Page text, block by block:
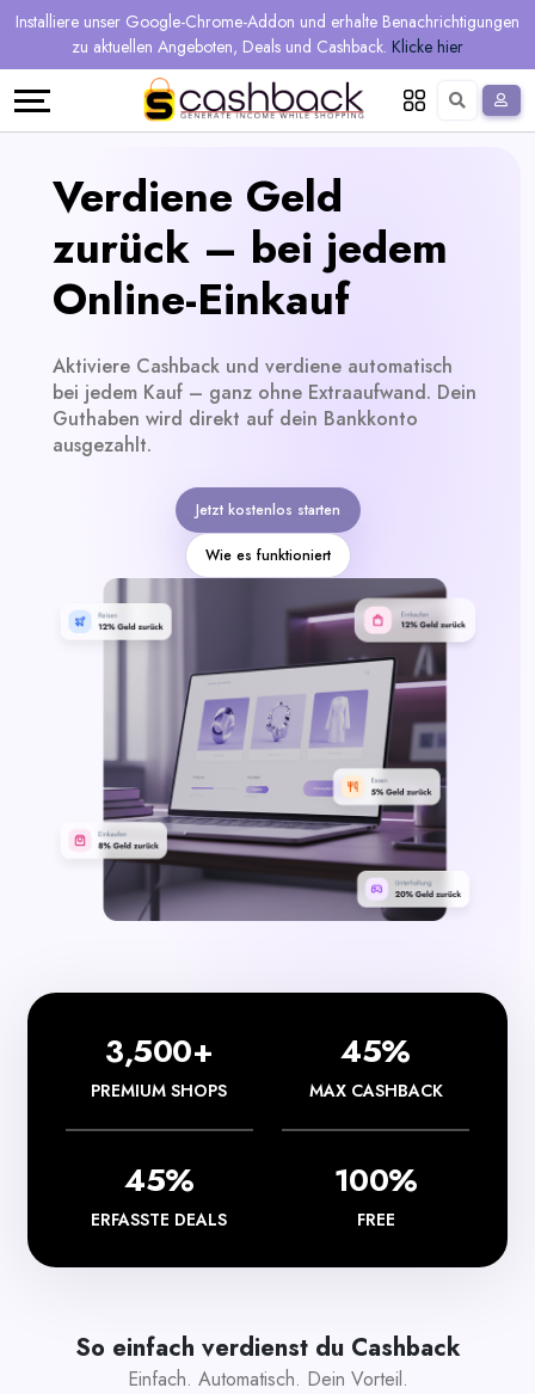
Installiere unser Google-Chrome-Addon und erhalte Benachrichtigungen
zu aktuellen Angeboten, Deals und Cashback. Klicke hier
Regional
Shops
Online-
Shops
Gutscheine
&
Angebote
Tagesdeals
Alle
Mehr
verdienen
verdienen
Empfehlen
und
verdienen
Sprache
Verdiene Geld
zurück – bei jedem
Online-Einkauf
Aktiviere Cashback und verdiene automatisch
bei jedem Kauf – ganz ohne Extraaufwand. Dein
Guthaben wird direkt auf dein Bankkonto
ausgezahlt.
Jetzt kostenlos starten
Wie es funktioniert
3,500+
PREMIUM SHOPS
45%
MAX CASHBACK
45%
ERFASSTE DEALS
100%
FREE
So einfach verdienst du Cashback
Einfach. Automatisch. Dein Vorteil.